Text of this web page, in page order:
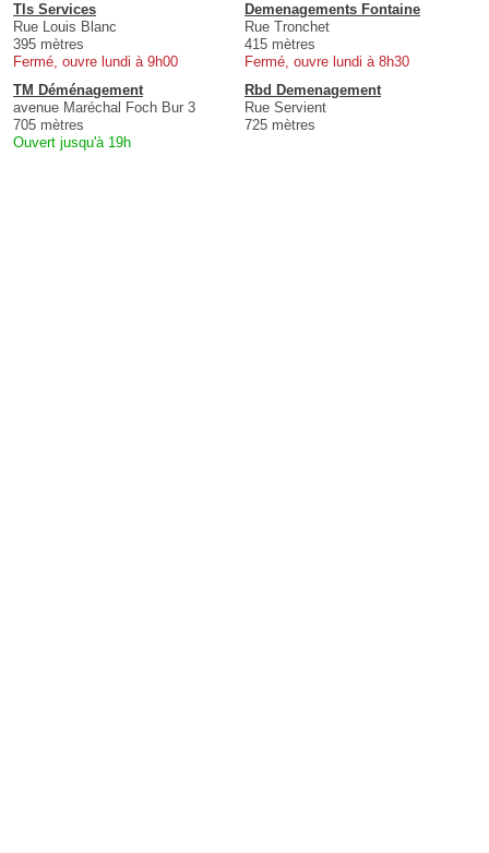
Tls Services
Rue Louis Blanc
395 mètres
Fermé, ouvre lundi à 9h00
Demenagements Fontaine
Rue Tronchet
415 mètres
Fermé, ouvre lundi à 8h30
TM Déménagement
avenue Maréchal Foch Bur 3
705 mètres
Ouvert jusqu'à 19h
Rbd Demenagement
Rue Servient
725 mètres